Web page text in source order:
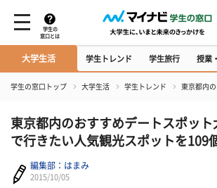
学生の
窓口とは
大学生活 学生トレンド 学生旅行 授業
学生の窓口トップ 大学生活 学生トレンド 東京都内
東京都内のおすすめデートスポット
で行きたい人気観光スポットを109
編集部：はまみ
2015/10/05